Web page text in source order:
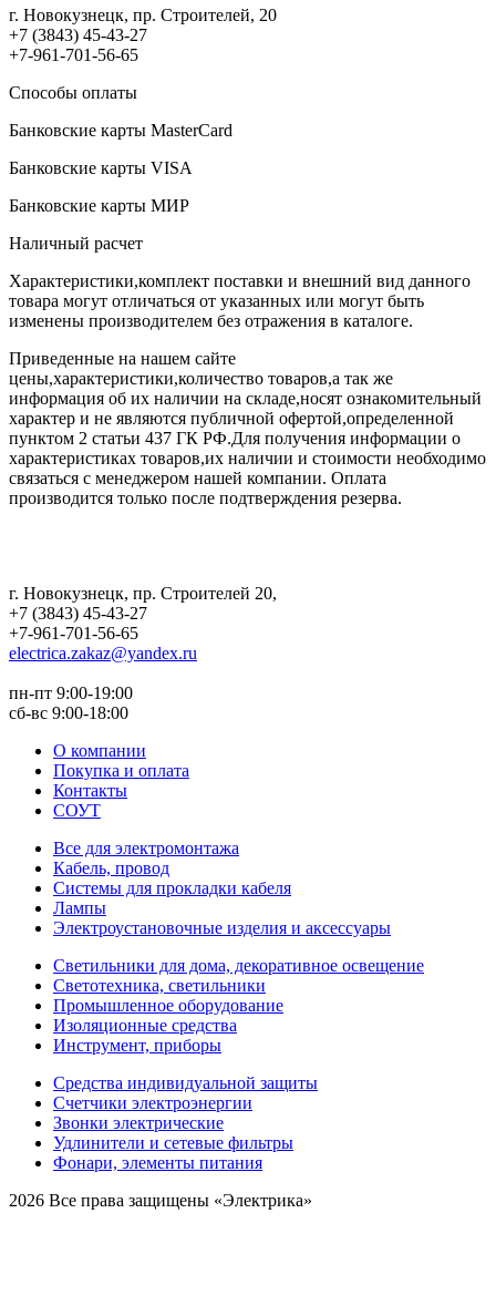
г. Новокузнецк, пр. Строителей, 20
+7 (3843) 45-43-27
+7-961-701-56-65
Способы оплаты
Банковские карты MasterCard
Банковские карты VISA
Банковские карты МИР
Наличный расчет
Характеристики,комплект поставки и внешний вид данного
товара могут отличаться от указанных или могут быть
изменены производителем без отражения в каталоге.
Приведенные на нашем сайте
цены,характеристики,количество товаров,а так же
информация об их наличии на складе,носят ознакомительный
характер и не являются публичной офертой,определенной
пунктом 2 статьи 437 ГК РФ.Для получения информации о
характеристиках товаров,их наличии и стоимости необходимо
связаться с менеджером нашей компании. Оплата
производится только после подтверждения резерва.
г. Новокузнецк, пр. Строителей 20,
+7 (3843) 45-43-27
+7-961-701-56-65
electrica.zakaz@yandex.ru
пн-пт 9:00-19:00
сб-вс 9:00-18:00
О компании
Покупка и оплата
Контакты
СОУТ
Все для электромонтажа
Кабель, провод
Системы для прокладки кабеля
Лампы
Электроустановочные изделия и аксессуары
Светильники для дома, декоративное освещение
Светотехника, светильники
Промышленное оборудование
Изоляционные средства
Инструмент, приборы
Средства индивидуальной защиты
Счетчики электроэнергии
Звонки электрические
Удлинители и сетевые фильтры
Фонари, элементы питания
2026 Все права защищены «Электрика»